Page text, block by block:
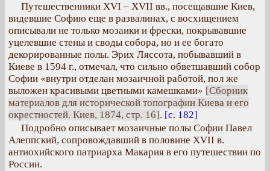
Путешественники XVI – XVII вв., посещавшие Киев,
видевшие Софию еще в развалинах, с восхищением
описывали не только мозаики и фрески, покрывавшие
уцелевшие стены и своды собора, но и ее богато
декорированные полы. Эрих Ляссота, побывавший в
Киеве в 1594 г., отмечал, что сильно обветшавший собор
Софии «внутри отделан мозаичной работой, пол же
выложен красивыми цветными камешками» [Сборник
материалов для исторической топографии Киева и его
окрестностей. Киев, 1874, стр. 16]. [с. 182]
Подробно описывает мозаичные полы Софии Павел
Алеппский, сопровождавший в половине XVII в.
антиохийского патриарха Макария в его путешествии по
России.